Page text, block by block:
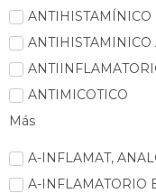
ANTIHISTAMÍNICO
ANTIHISTAMINICO
ANTIMICOTICO
Más
A-INFLAMAT,
A-INFLAMATORIO